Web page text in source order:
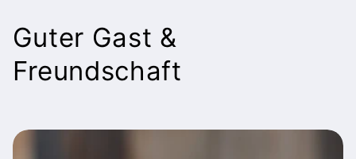
K
a
e
Guter Gast &
Freundschaft